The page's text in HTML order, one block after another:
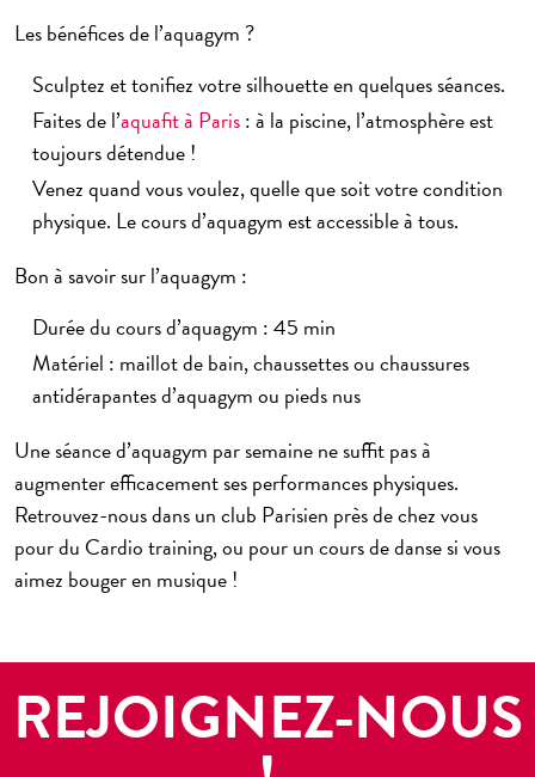
Les bénéfices de l’aquagym ?
Sculptez et tonifiez votre silhouette en quelques séances.
Faites de l’aquafit à Paris: à la piscine, l’atmosphère est
toujours détendue !
Venez quand vous voulez, quelle que soit votre condition
physique. Le cours d’aquagym est accessible à tous.
Bon à savoir sur l’aquagym :
Durée du cours d’aquagym : 45 min
Matériel : maillot de bain, chaussettes ou chaussures
antidérapantes d’aquagym ou pieds nus
Uneséance d’aquagym par semainene suffit pas à
augmenter efficacement ses performances physiques.
Retrouvez-nous dans un club Parisien près de chez vous
pour du Cardio training, ou pour un cours de danse si vous
aimez bouger en musique !
REJOIGNEZ-NOUS